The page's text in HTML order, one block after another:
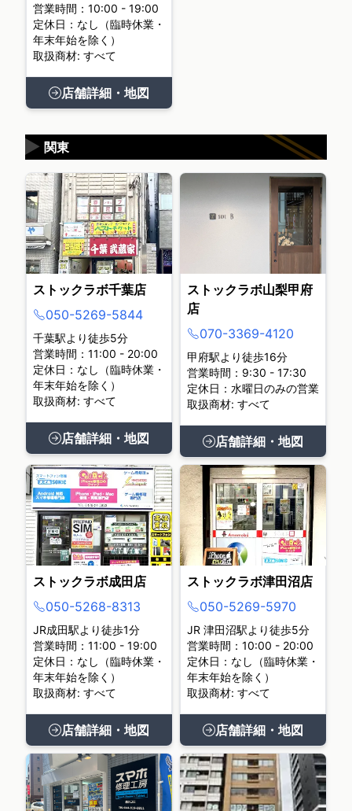
営業時間：10:00 - 19:00
定休日：なし（臨時休業・
年末年始を除く）
取扱商材: すべて
店舗詳細・地図
関東
▶
ストックラボ千葉店
050-5269-5844
千葉駅より徒歩5分
営業時間：11:00 - 20:00
定休日：なし（臨時休業・
年末年始を除く）
取扱商材: すべて
店舗詳細・地図
ストックラボ山梨甲府
店
070-3369-4120
甲府駅より徒歩16分
営業時間：9:30 - 17:30
定休日：水曜日のみの営業
取扱商材: すべて
店舗詳細・地図
ストックラボ成田店
050-5268-8313
JR成田駅より徒歩1分
営業時間：11:00 - 19:00
定休日：なし（臨時休業・
年末年始を除く）
取扱商材: すべて
店舗詳細・地図
ストックラボ津田沼店
050-5269-5970
JR 津田沼駅より徒歩5分
営業時間：10:00 - 20:00
定休日：なし（臨時休業・
年末年始を除く）
取扱商材: すべて
店舗詳細・地図